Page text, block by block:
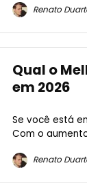
Renato
Qual o
em 2026
Se você está
Com o
Renato